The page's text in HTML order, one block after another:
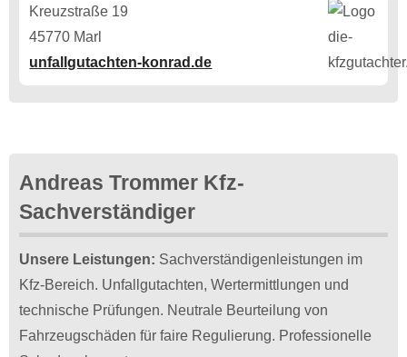
Kreuzstraße 19
45770 Marl
unfallgutachten-konrad.de
Andreas Trommer Kfz-
Sachverständiger
Unsere Leistungen: Sachverständigenleistungen im
Kfz-Bereich. Unfallgutachten, Wertermittlungen und
technische Prüfungen. Neutrale Beurteilung von
Fahrzeugschäden für faire Regulierung. Professionelle